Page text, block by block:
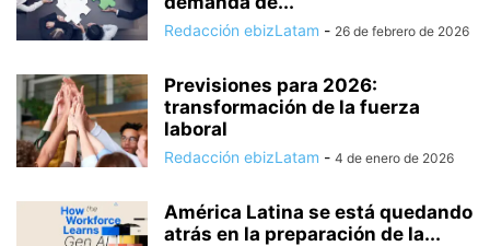
Redacción ebizLatam - 26 de febrero de 2026
Previsiones para 2026:
transformación de la fuerza
laboral
Redacción ebizLatam - 4 de enero de 2026
América Latina se está quedando
atrás en la preparación de la...